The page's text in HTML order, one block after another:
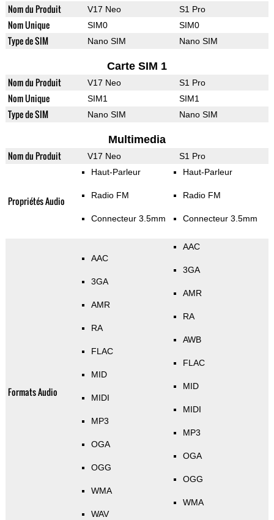
Nom du Produit V17 Neo S1 Pro
Nom Unique SIM0 SIM0
Type de SIM Nano SIM Nano SIM
Carte SIM 1
Nom du Produit V17 Neo S1 Pro
Nom Unique SIM1 SIM1
Type de SIM Nano SIM Nano SIM
Multimedia
Nom du Produit V17 Neo S1 Pro
Propriétés Audio
Haut-Parleur
Radio FM
Connecteur 3.5mm
Haut-Parleur
Radio FM
Connecteur 3.5mm
Formats Audio
AAC
3GA
AMR
RA
FLAC
MID
MIDI
MP3
OGA
OGG
WMA
WAV
AAC
3GA
AMR
RA
AWB
FLAC
MID
MIDI
MP3
OGA
OGG
WMA